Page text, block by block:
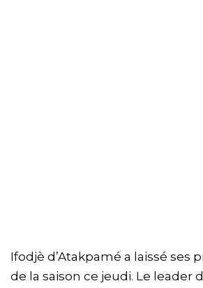
Ifodjè d’Atakpamé a laissé ses
de la saison ce jeudi. Le leader